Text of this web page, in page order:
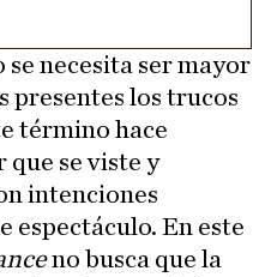
necesita ser mayor
presentes los trucos
término hace
que se viste y
intenciones
espectáculo. En este
no busca que la